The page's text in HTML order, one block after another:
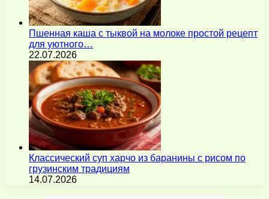
Пшенная каша с тыквой на молоке простой рецепт
для уютного…
22.07.2026
Классический суп харчо из баранины с рисом по
грузинским традициям
14.07.2026